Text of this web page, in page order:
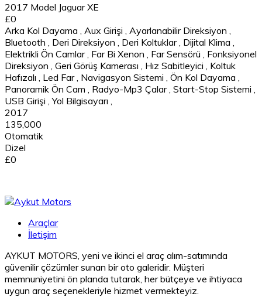
2017 Model Jaguar XE
£0
Arka Kol Dayama
Aux Girişi Ayarlanabilir Direksiyon
Bluetooth
Deri Direksiyon Deri Koltuklar Dijital Klima
Elektrikli Ön Camlar Far Bi Xenon Far Sensörü
Fonksiyonel
Direksiyon Geri Görüş Kamerası Hız Sabitleyici
Koltuk
Hafızalı
Led Far Navigasyon Sistemi Ön Kol Dayama
Panoramik Ön Cam
Radyo-Mp3 Çalar Start-Stop Sistemi
USB Girişi Yol Bilgisayarı
2017
135,000
Otomatik
Dizel
£0
Araçlar
İletişim
AYKUT MOTORS, yeni ve ikinci el araç alım-satımında
güvenilir çözümler sunan bir oto galeridir. Müşteri
memnuniyetini ön planda tutarak, her bütçeye ve ihtiyaca
uygun araç seçenekleriyle hizmet vermekteyiz.